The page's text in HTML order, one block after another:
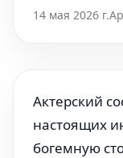
14 мая 2026 г.
Актерский
настоящих
богемную